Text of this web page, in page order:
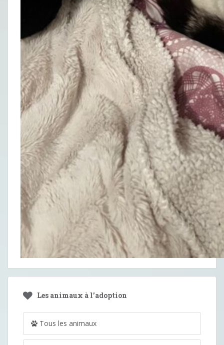
Les animaux à l’adoption
Tous les animaux